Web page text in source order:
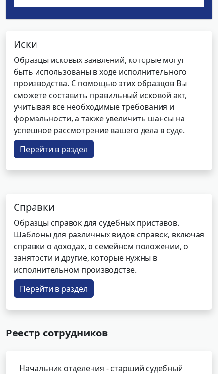
Иски
Образцы исковых заявлений, которые могут
быть использованы в ходе исполнительного
производства. С помощью этих образцов Вы
сможете составить правильный исковой акт,
учитывая все необходимые требования и
формальности, а также увеличить шансы на
успешное рассмотрение вашего дела в суде.
Перейти в раздел
Справки
Образцы справок для судебных приставов.
Шаблоны для различных видов справок, включая
справки о доходах, о семейном положении, о
занятости и другие, которые нужны в
исполнительном производстве.
Перейти в раздел
Реестр сотрудников
Начальник отделения - старший судебный